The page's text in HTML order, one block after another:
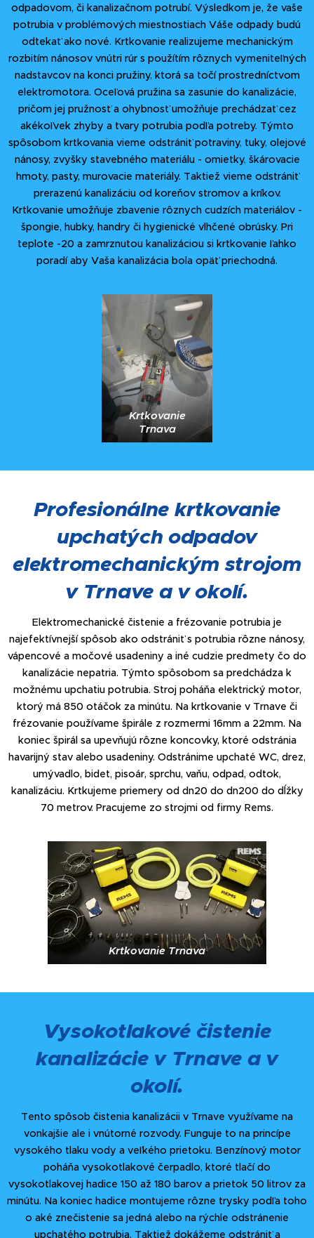
odpadovom, či kanalizačnom potrubí. Výsledkom je, že vaše
potrubia v problémových miestnostiach Váše odpady budú
odtekať ako nové. Krtkovanie realizujeme mechanickým
rozbitím nánosov vnútri rúr s použítím rôznych vymeniteľných
nadstavcov na konci pružiny, ktorá sa točí prostredníctvom
elektromotora. Oceľová pružina sa zasunie do kanalizácie,
pričom jej pružnosť a ohybnosť umožňuje prechádzať cez
akékoľvek zhyby a tvary potrubia podľa potreby. Týmto
spôsobom krtkovania vieme odstrániť potraviny, tuky, olejové
nánosy, zvyšky stavebného materiálu - omietky, škárovacie
hmoty, pasty, murovacie materiály. Taktiež vieme odstrániť
prerazenú kanalizáciu od koreňov stromov a kríkov.
Krtkovanie umožňuje zbavenie rôznych cudzích materiálov -
špongie, hubky, handry či hygienické vlhčené obrúsky. Pri
teplote -20 a zamrznutou kanalizáciou si krtkovanie ľahko
poradí aby Vaša kanalizácia bola opäť priechodná.
Krtkovanie
Trnava
Profesionálne krtkovanie
upchatých odpadov
elektromechanickým strojom
v Trnave a v okolí.
Elektromechanické čistenie a frézovanie potrubia je
najefektívnejší spôsob ako odstrániť s potrubia rôzne nánosy,
vápencové a močové usadeniny a iné cudzie predmety čo do
kanalizácie nepatria. Týmto spôsobom sa predchádza k
možnému upchatiu potrubia. Stroj poháňa elektrický motor,
ktorý má 850 otáčok za minútu. Na krtkovanie v Trnave či
frézovanie používame špirále z rozmermi 16mm a 22mm. Na
koniec špirál sa upevňujú rôzne koncovky, ktoré odstránia
havarijný stav alebo usadeniny. Odstránime upchaté WC, drez,
umývadlo, bidet, pisoár, sprchu, vaňu, odpad, odtok,
kanalizáciu. Krtkujeme priemery od dn20 do dn200 do dĺžky
70 metrov. Pracujeme zo strojmi od firmy Rems.
Krtkovanie Trnava
Vysokotlakové čistenie
kanalizácie v Trnave a v
okolí.
Tento spôsob čistenia kanalizácii v Trnave využívame na
vonkajšie ale i vnútorné rozvody. Funguje to na princípe
vysokého tlaku vody a veľkého prietoku. Benzínový motor
poháňa vysokotlakové čerpadlo, ktoré tlačí do
vysokotlakovej hadice 150 až 180 barov a prietok 50 litrov za
minútu. Na koniec hadice montujeme rôzne trysky podľa toho
o aké znečistenie sa jedná alebo na rýchle odstránenie
upchatého potrubia. Taktiež dokážeme odstrániť a